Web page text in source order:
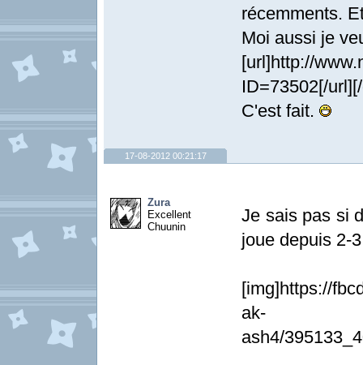
récemments.
Moi aussi je
[url]http://
ID=73502[/
C'est fait.
17-08-2012 00:21:17
Zura
Excellent
Chuunin
Je sais pas si
joue depuis 2-
[img]https://
ak-
ash4/